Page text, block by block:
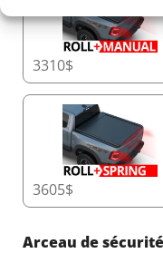
3310$
3605$
Arceau de sécurité